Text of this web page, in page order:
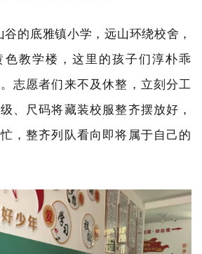
的底雅镇小学，远山环绕校舍，
教学楼，这里的孩子们淳朴乖
志愿者们来不及休整，立刻分工
、尺码将藏装校服整齐摆放好，
，整齐列队看向即将属于自己的